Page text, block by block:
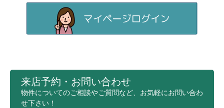
来店予約・お問い合わせ
物件についてのご相談やご質問など、お気軽にお問い合わ
せ下さい！